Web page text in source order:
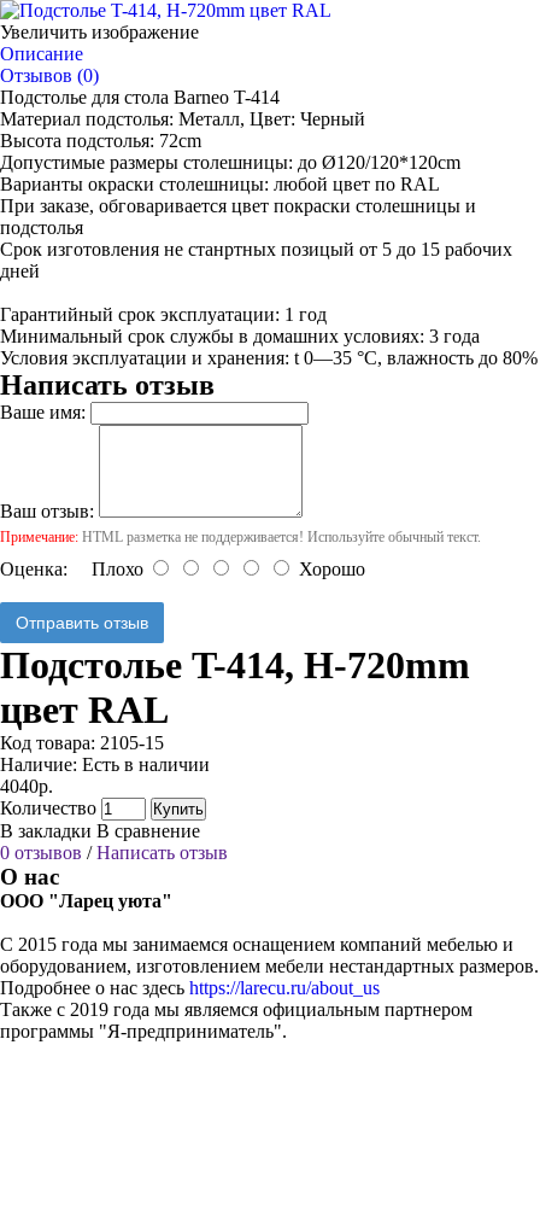
Увеличить изображение
Описание
Отзывов (0)
Подстолье для стола Barneo T-414
Материал подстолья: Металл, Цвет: Черный
Высота подстолья: 72cm
Допустимые размеры столешницы: до Ø120/120*120cm
Варианты окраски столешницы: любой цвет по RAL
При заказе, обговаривается цвет покраски столешницы и
подстолья
Срок изготовления не станртных позицый от 5 до 15 рабочих
дней
Гарантийный срок эксплуатации: 1 год
Минимальный срок службы в домашних условиях: 3 года
Условия эксплуатации и хранения: t 0—35 °С, влажность до 80%
Написать отзыв
Ваше имя:
Ваш отзыв:
Примечание: HTML разметка не поддерживается! Используйте обычный текст.
Оценка: Плохо Хорошо
Отправить отзыв
Подстолье T-414, H-720mm
цвет RAL
Код товара: 2105-15
Наличие: Есть в наличии
4040р.
Количество
Купить
В закладки В сравнение
0 отзывов /Написать отзыв
О нас
ООО "Ларец уюта"
С 2015 года мы занимаемся оснащением компаний мебелью и
оборудованием, изготовлением мебели нестандартных размеров.
Подробнее о нас здесь https://larecu.ru/about_us
Также с 2019 года мы являемся официальным партнером
программы "Я-предприниматель".